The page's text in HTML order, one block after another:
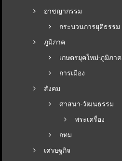
อาชญากรรม
กระบวนการยุติธรรม
ภูมิภาค
เกษตรยุคใหม่-ภูมิภาค
การเมือง
สังคม
ศาสนา-วัฒนธรรม
พระเครื่อง
กทม
เศรษฐกิจ